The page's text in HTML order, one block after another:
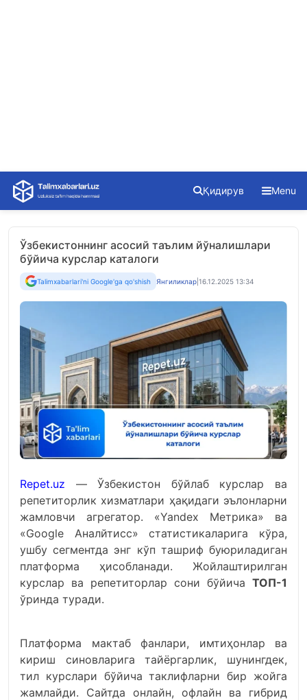
Skip
content
Қидирув Menu
Ўзбекистоннинг асосий таълим йўналишлари
бўйича курслар каталоги
Talimxabarlari'ni Google'ga qo'shish Янгиликлар 16.12.2025 13:34
Repet.uz — Ўзбекистон бўйлаб курслар ва
репетиторлик хизматлари ҳақидаги эълонларни
жамловчи агрегатор. «Yandex Метрика» ва
«Google Аналйтиcс» статистикаларига кўра,
ушбу сегментда энг кўп ташриф буюриладиган
платформа ҳисобланади. Жойлаштирилган
курслар ва репетиторлар сони бўйича ТОП-1
ўринда туради.
Платформа мактаб фанлари, имтиҳонлар ва
кириш синовларига тайёргарлик, шунингдек,
тил курслари бўйича таклифларни бир жойга
жамлайди. Сайтда онлайн, офлайн ва гибрид